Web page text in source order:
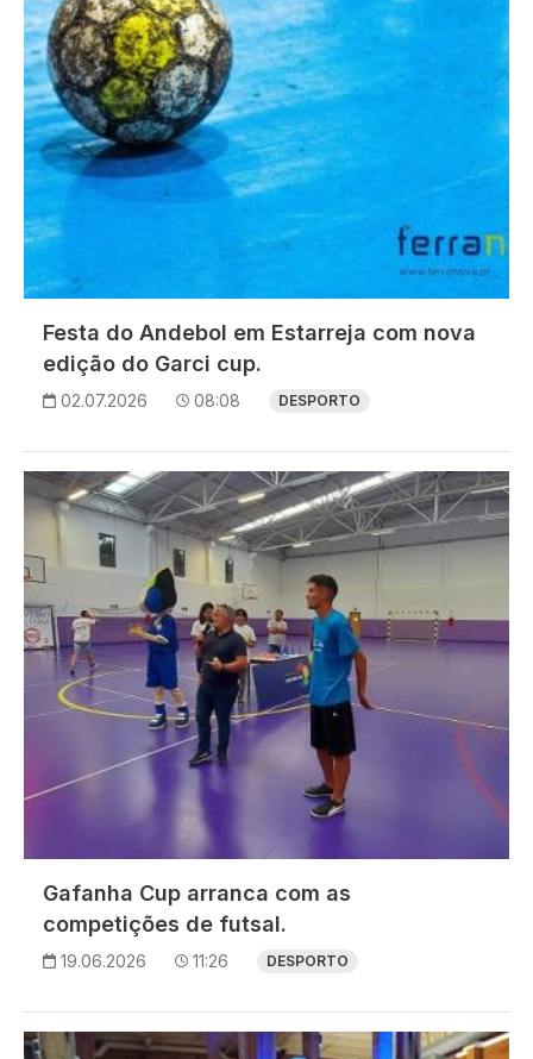
Festa do Andebol em Estarreja com nova
edição do Garci cup.
02.07.2026 08:08 DESPORTO
Imagem
Gafanha Cup arranca com as
competições de futsal.
19.06.2026 11:26 DESPORTO
Imagem